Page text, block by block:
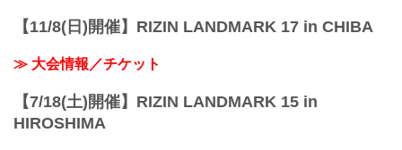
【11/8(日)開催】RIZIN LANDMARK 17 in CHIBA
≫ 大会情報／チケット
【7/18(土)開催】RIZIN LANDMARK 15 in
HIROSHIMA